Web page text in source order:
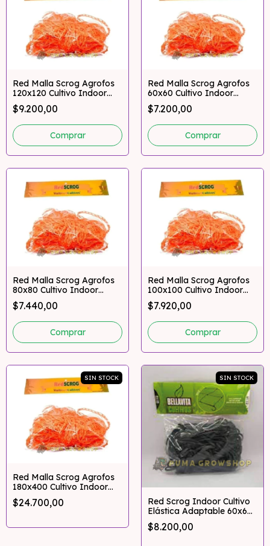
Red Malla Scrog Agrofos
120x120 Cultivo Indoor
Multired
$9.200,00
Red Malla Scrog Agrofos
60x60 Cultivo Indoor
Multired
$7.200,00
Red Malla Scrog Agrofos
80x80 Cultivo Indoor
Multired
$7.440,00
Red Malla Scrog Agrofos
100x100 Cultivo Indoor
Multired
$7.920,00
SIN STOCK
Red Malla Scrog Agrofos
180x400 Cultivo Indoor
Multired
$24.700,00
SIN STOCK
Red Scrog Indoor Cultivo
Elástica Adaptable 60x60
A 120x120
$8.200,00